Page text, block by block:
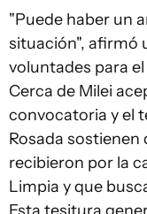
"Puede haber un
situación", afirmó
voluntades para
Cerca de Milei
convocatoria y el
Rosada
recibieron por la
Limpia y que